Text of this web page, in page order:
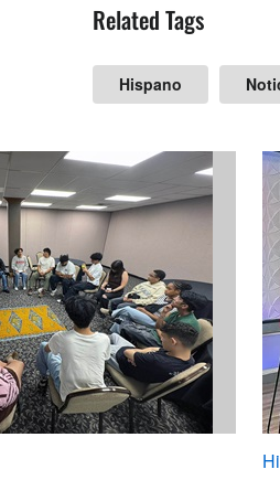
Related Tags
Hispano